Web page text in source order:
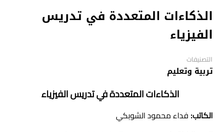
الذكاءات المتعددة في تدريس
الفيزياء
التصنيفات
تربية وتعليم
الذكاءات المتعددة في تدريس الفيزياء
الكاتب: فداء محمود الشوبكي